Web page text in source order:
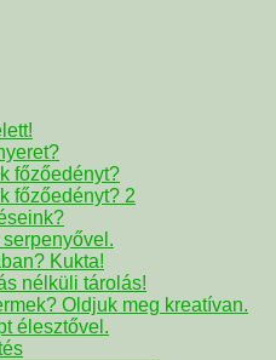
főzőedényt?
főzőedényt? 2
Kukta!
nélküli tárolás!
Oldjuk meg kreatívan.
élesztővel.